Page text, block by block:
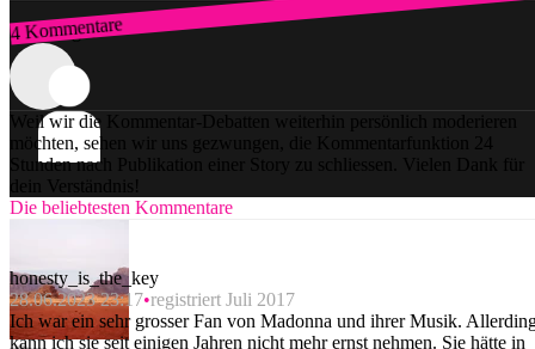
4 Kommentare
Zum Login
Weil wir die Kommentar-Debatten weiterhin persönlich moderieren
möchten, sehen wir uns gezwungen, die Kommentarfunktion 24
Stunden nach Publikation einer Story zu schliessen. Vielen Dank für
dein Verständnis!
Die beliebtesten Kommentare
honesty_is_the_key
28.06.2023 23:17 registriert Juli 2017
Ich war ein sehr grosser Fan von Madonna und ihrer Musik.
kann ich sie seit einigen Jahren nicht mehr ernst nehmen. Sie hätte in